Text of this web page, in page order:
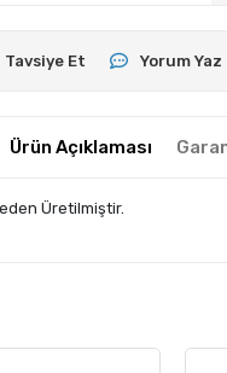
Tavsiye Et Yorum Yaz
Ürün Açıklaması
Üretilmiştir.